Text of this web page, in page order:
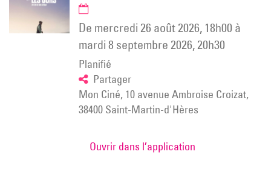
de mercredi 26 août 2026, 18h00 à
mardi 8 septembre 2026, 20h30
Planifié
Partager
Mon Ciné, 10 avenue Ambroise Croizat,
38400 Saint-Martin-d'Hères
Ouvrir dans l’application